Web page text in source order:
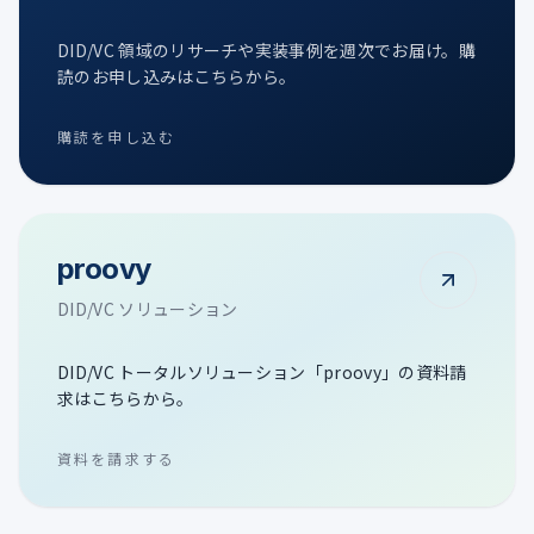
DID/VC 領域のリサーチや実装事例を週次でお届け。購
読のお申し込みはこちらから。
購読を申し込む
proovy
DID/VC ソリューション
DID/VC トータルソリューション「proovy」の資料請
求はこちらから。
資料を請求する